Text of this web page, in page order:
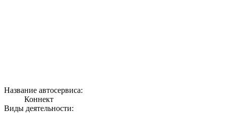
Название автосервиса:
Коннект
Виды деятельности: